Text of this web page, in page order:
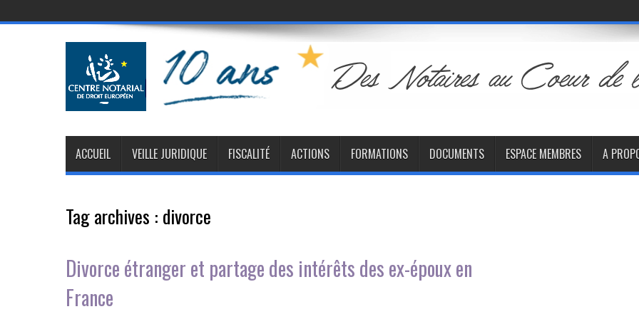
ACCUEIL VEILLE JURIDIQUE FISCALITÉ ACTIONS FORMATIONS DOCUMENTS ESPACE MEMBRES A
Tag archives : divorce
Divorce étranger et partage des intérêts des ex-époux en
France